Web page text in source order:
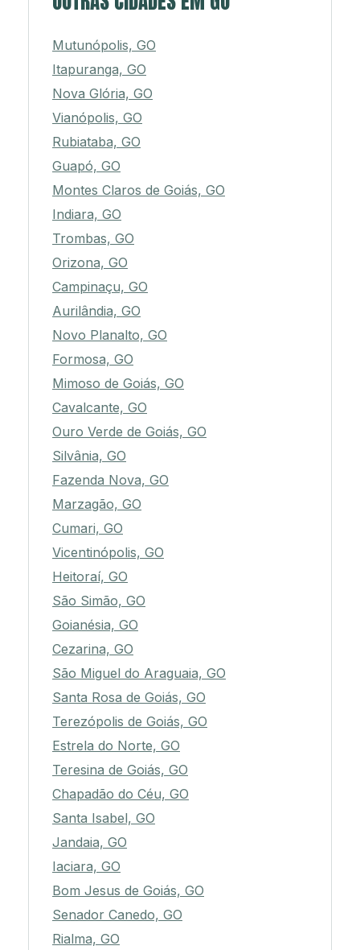
Mutunópolis, GO
Itapuranga, GO
Nova Glória, GO
Vianópolis, GO
Rubiataba, GO
Guapó, GO
Montes Claros de Goiás, GO
Indiara, GO
Trombas, GO
Orizona, GO
Campinaçu, GO
Aurilândia, GO
Novo Planalto, GO
Formosa, GO
Mimoso de Goiás, GO
Cavalcante, GO
Ouro Verde de Goiás, GO
Silvânia, GO
Fazenda Nova, GO
Marzagão, GO
Cumari, GO
Vicentinópolis, GO
Heitoraí, GO
São Simão, GO
Goianésia, GO
Cezarina, GO
São Miguel do Araguaia, GO
Santa Rosa de Goiás, GO
Terezópolis de Goiás, GO
Estrela do Norte, GO
Teresina de Goiás, GO
Chapadão do Céu, GO
Santa Isabel, GO
Jandaia, GO
Iaciara, GO
Bom Jesus de Goiás, GO
Senador Canedo, GO
Rialma, GO